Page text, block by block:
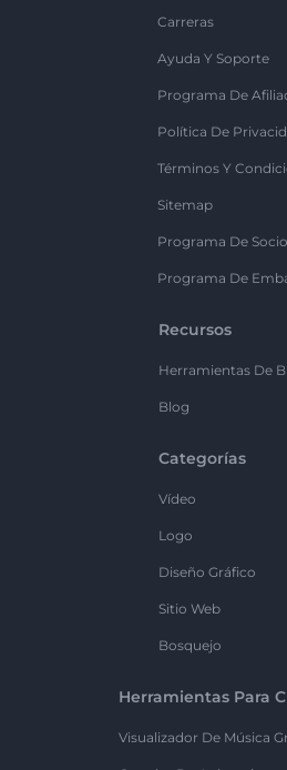
Carreras
Ayuda Y Soporte
Programa De
Política De
Términos Y
Sitemap
Programa De
Programa De
Recursos
Herramientas De
Blog
Categorías
Vídeo
Logo
Diseño Gráfico
Sitio Web
Bosquejo
Herramientas Para
Visualizador De Música